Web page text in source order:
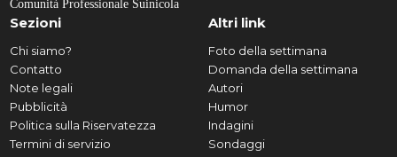
Comunità Professionale Suinicola
Sezioni
Chi siamo?
Contatto
Note legali
Pubblicità
Politica sulla Riservatezza
Termini di servizio
Altri link
Foto della settimana
Domanda della settimana
Autori
Humor
Indagini
Sondaggi